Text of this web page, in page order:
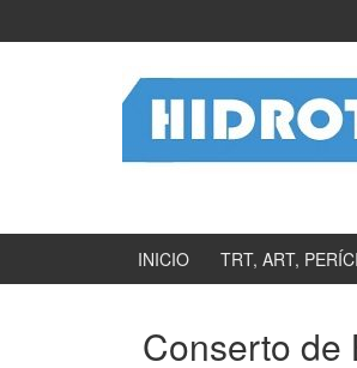
INICIO TRT, ART,
Conserto de